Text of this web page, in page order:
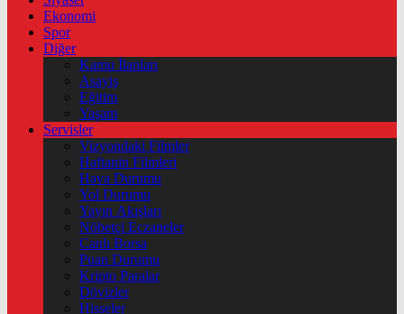
Ekonomi
Spor
Diğer
Kamu İlanları
Asayiş
Eğitim
Yaşam
Servisler
Vizyondaki Filmler
Haftanin Filmleri
Hava Durumu
Yol Durumu
Yayın Akışları
Nöbetçi Eczaneler
Canlı Borsa
Puan Durumu
Kripto Paralar
Dövizler
Hisseler